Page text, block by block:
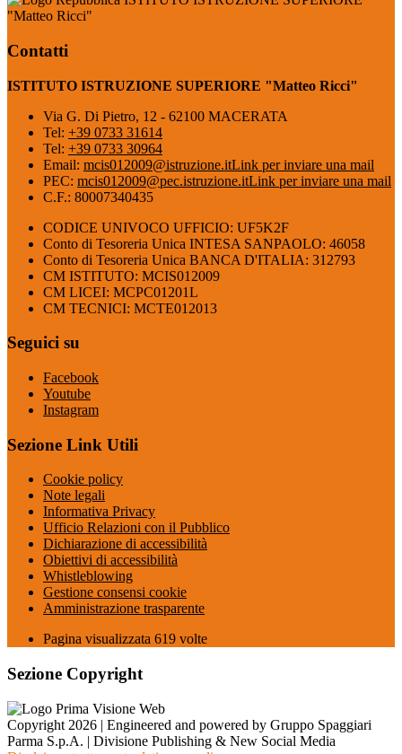
"Matteo Ricci"
Contatti
ISTITUTO ISTRUZIONE SUPERIORE "Matteo Ricci"
Via G. Di Pietro, 12 - 62100 MACERATA
Tel: +39 0733 31614
Tel: +39 0733 30964
Email: mcis012009@istruzione.itLink per inviare una mail
PEC: mcis012009@pec.istruzione.itLink per inviare una mail
C.F.: 80007340435
CODICE UNIVOCO UFFICIO: UF5K2F
Conto di Tesoreria Unica INTESA SANPAOLO: 46058
Conto di Tesoreria Unica BANCA D'ITALIA: 312793
CM ISTITUTO: MCIS012009
CM LICEI: MCPC01201L
CM TECNICI: MCTE012013
Seguici su
Facebook
Youtube
Instagram
Sezione Link Utili
Cookie policy
Note legali
Informativa Privacy
Ufficio Relazioni con il Pubblico
Dichiarazione di accessibilità
Obiettivi di accessibilità
Whistleblowing
Gestione consensi cookie
Amministrazione trasparente
Pagina visualizzata 619 volte
Sezione Copyright
Copyright 2026 | Engineered and powered by Gruppo Spaggiari
Parma S.p.A. | Divisione Publishing & New Social Media